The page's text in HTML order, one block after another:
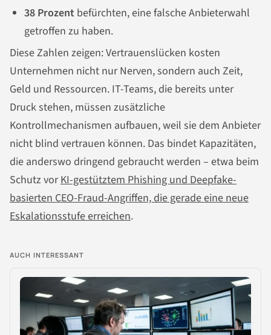
38 Prozent befürchten, eine falsche Anbieterwahl
getroffen zu haben.
Diese Zahlen zeigen: Vertrauenslücken kosten
Unternehmen nicht nur Nerven, sondern auch Zeit,
Geld und Ressourcen. IT-Teams, die bereits unter
Druck stehen, müssen zusätzliche
Kontrollmechanismen aufbauen, weil sie dem Anbieter
nicht blind vertrauen können. Das bindet Kapazitäten,
die anderswo dringend gebraucht werden – etwa beim
Schutz vorKI-gestütztem Phishing und Deepfake-
basierten CEO-Fraud-Angriffen, die gerade eine neue
Eskalationsstufe erreichen.
AUCH INTERESSANT